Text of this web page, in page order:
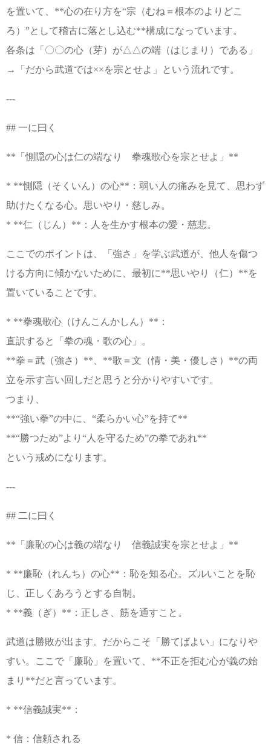
を置いて、**心の在り方を“宗（むね＝根本のよりどこ
ろ）”として稽古に落とし込む**構成になっています。
各条は「〇〇の心（芽）が△△の端（はじまり）である」
→「だから武道では××を宗とせよ」という流れです。
---
## 一に曰く
**「惻隠の心は仁の端なり 拳魂歌心を宗とせよ」**
* **惻隠（そくいん）の心**：弱い人の痛みを見て、思わず
助けたくなる心。思いやり・慈しみ。
* **仁（じん）**：人を生かす根本の愛・慈悲。
ここでのポイントは、「強さ」を学ぶ武道が、他人を傷つ
ける方向に傾かないために、最初に**思いやり（仁）**を
置いていることです。
* **拳魂歌心（けんこんかしん）**：
直訳すると「拳の魂・歌の心」。
**拳＝武（強さ）**、**歌＝文（情・美・優しさ）**の両
立を示す言い回しだと思うと分かりやすいです。
つまり、
**“強い拳”の中に、“柔らかい心”を持て**
**“勝つため”より“人を守るため”の拳であれ**
という戒めになります。
---
## 二に曰く
**「廉恥の心は義の端なり 信義誠実を宗とせよ」**
* **廉恥（れんち）の心**：恥を知る心。ズルいことを恥
じ、正しくあろうとする自制。
* **義（ぎ）**：正しさ、筋を通すこと。
武道は勝敗が出ます。だからこそ「勝てばよい」になりや
すい。ここで「廉恥」を置いて、**不正を拒む心が義の始
まり**だと言っています。
* **信義誠実**：
* 信：信頼される